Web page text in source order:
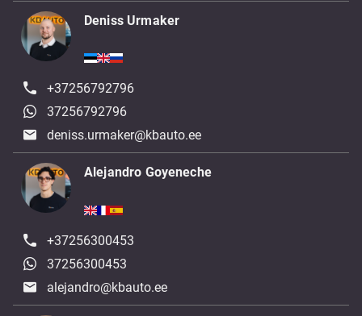
Deniss Urmaker
+37256792796
37256792796
deniss.urmaker@kbauto.ee
Alejandro Goyeneche
+37256300453
37256300453
alejandro@kbauto.ee